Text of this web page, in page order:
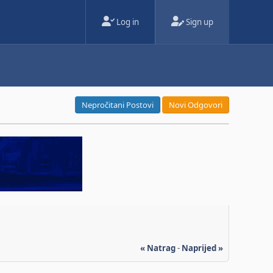
Log in Sign up
Nepročitani Postovi Novi Odgovori
« Natrag- Naprijed »